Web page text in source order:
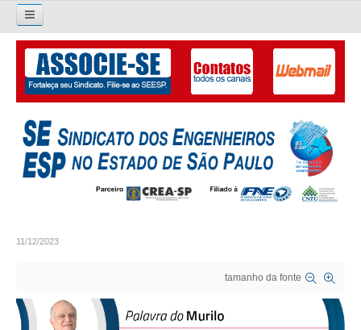
Pesquisar...
O SINDICATO
APRESENTAÇÃO
PALAVRA DO PRESIDENTE
GALERIA EX-PRESIDENTES
11/12/2023
tamanho da fonte